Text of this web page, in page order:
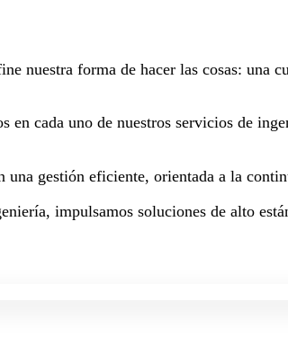
nuestra forma de hacer las cosas: una
en cada uno de nuestros servicios de
una gestión eficiente, orientada a la
impulsamos soluciones de alto